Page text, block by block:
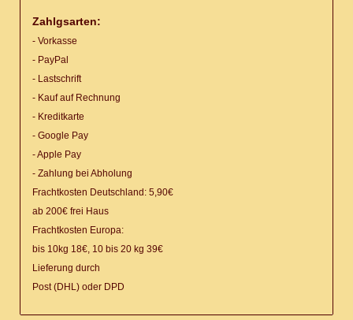
Zahlgsarten:
- Vorkasse
- PayPal
- Lastschrift
- Kauf auf Rechnung
- Kreditkarte
- Google Pay
- Apple Pay
- Zahlung bei Abholung
Frachtkosten Deutschland: 5,90€
ab 200€ frei Haus
Frachtkosten Europa:
bis 10kg 18€, 10 bis 20 kg 39€
Lieferung durch
Post (DHL) oder DPD